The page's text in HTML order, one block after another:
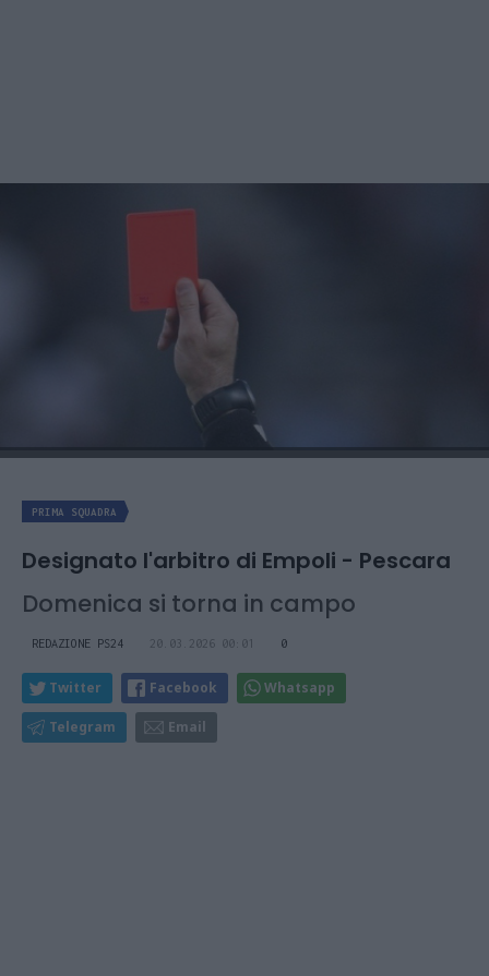
PRIMA SQUADRA
Designato l'arbitro di Empoli - Pescara
Domenica si torna in campo
REDAZIONE PS24 20.03.2026 00:01 0
Twitter Facebook Whatsapp
Telegram Email